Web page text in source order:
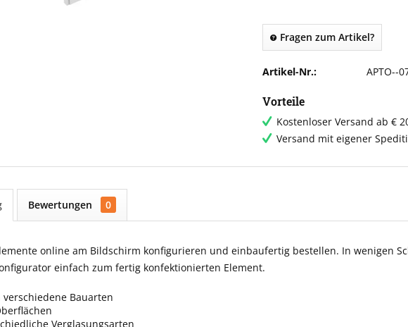
Fragen zum Artikel?
Artikel-Nr.: APTO--
Vorteile
Kostenloser Versand ab €
Versand mit eigener
Bewertungen 0
online am Bildschirm konfigurieren und einbaufertig bestellen. In wenigen
einfach zum fertig konfektionierten Element.
verschiedene Bauarten
Verglasungsarten